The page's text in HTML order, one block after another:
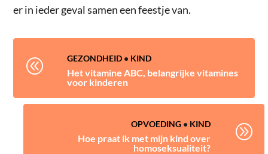
er in ieder geval samen een feestje van.
@ GEZONDHEID • KIND
Het vitamine ABC, belangrijke vitamines
voor kinderen
OPVOEDING• KIND
Hoe praat ik met mijn kind over
homoseksualiteit?
A